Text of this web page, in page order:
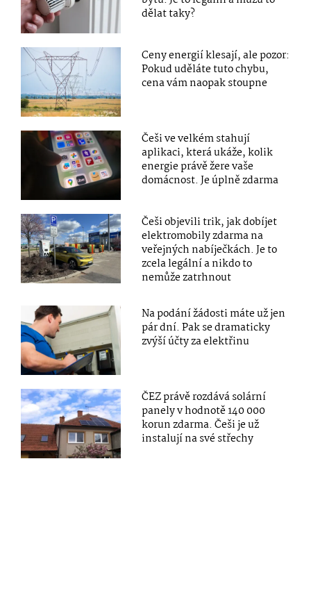
dělat taky?
Ceny energií klesají, ale pozor:
Pokud uděláte tuto chybu,
cena vám naopak stoupne
Češi ve velkém stahují
aplikaci, která ukáže, kolik
energie právě žere vaše
domácnost. Je úplně zdarma
Češi objevili trik, jak dobíjet
elektromobily zdarma na
veřejných nabíječkách. Je to
zcela legální a nikdo to
nemůže zatrhnout
Na podání žádosti máte už jen
pár dní. Pak se dramaticky
zvýší účty za elektřinu
ČEZ právě rozdává solární
panely v hodnotě 140 000
korun zdarma. Češi je už
instalují na své střechy